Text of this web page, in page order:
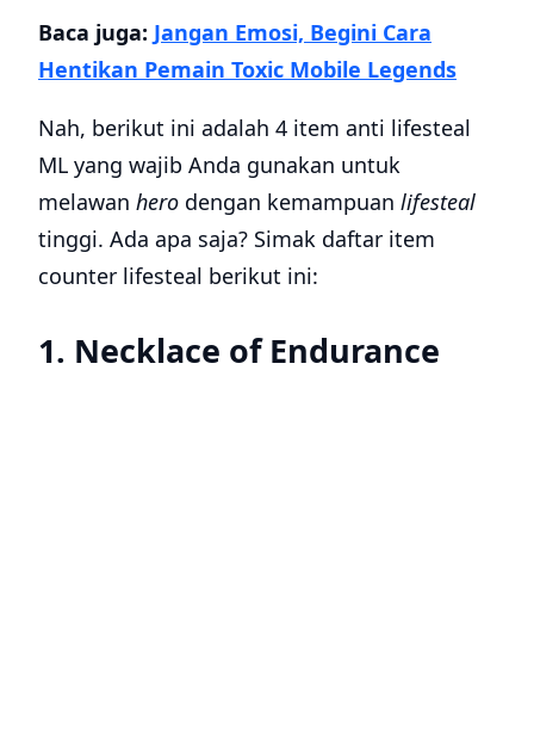
Baca juga: Jangan Emosi, Begini Cara
Hentikan Pemain Toxic Mobile Legends
Nah, berikut ini adalah 4 item anti lifesteal
ML yang wajib Anda gunakan untuk
melawan hero dengan kemampuan lifesteal
tinggi. Ada apa saja? Simak daftar item
counter lifesteal berikut ini:
1. Necklace of Endurance